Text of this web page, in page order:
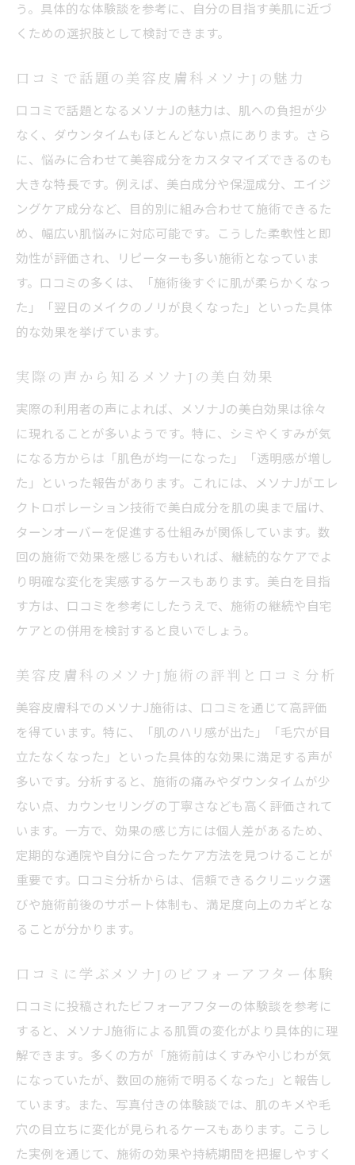
う。具体的な体験談を参考に、自分の目指す美肌に近づ
くための選択肢として検討できます。
口コミで話題の美容皮膚科メソナJの魅力
口コミで話題となるメソナJの魅力は、肌への負担が少
なく、ダウンタイムもほとんどない点にあります。さら
に、悩みに合わせて美容成分をカスタマイズできるのも
大きな特長です。例えば、美白成分や保湿成分、エイジ
ングケア成分など、目的別に組み合わせて施術できるた
め、幅広い肌悩みに対応可能です。こうした柔軟性と即
効性が評価され、リピーターも多い施術となっていま
す。口コミの多くは、「施術後すぐに肌が柔らかくなっ
た」「翌日のメイクのノリが良くなった」といった具体
的な効果を挙げています。
実際の声から知るメソナJの美白効果
実際の利用者の声によれば、メソナJの美白効果は徐々
に現れることが多いようです。特に、シミやくすみが気
になる方からは「肌色が均一になった」「透明感が増し
た」といった報告があります。これには、メソナJがエレ
クトロポレーション技術で美白成分を肌の奥まで届け、
ターンオーバーを促進する仕組みが関係しています。数
回の施術で効果を感じる方もいれば、継続的なケアでよ
り明確な変化を実感するケースもあります。美白を目指
す方は、口コミを参考にしたうえで、施術の継続や自宅
ケアとの併用を検討すると良いでしょう。
美容皮膚科のメソナJ施術の評判と口コミ分析
美容皮膚科でのメソナJ施術は、口コミを通じて高評価
を得ています。特に、「肌のハリ感が出た」「毛穴が目
立たなくなった」といった具体的な効果に満足する声が
多いです。分析すると、施術の痛みやダウンタイムが少
ない点、カウンセリングの丁寧さなども高く評価されて
います。一方で、効果の感じ方には個人差があるため、
定期的な通院や自分に合ったケア方法を見つけることが
重要です。口コミ分析からは、信頼できるクリニック選
びや施術前後のサポート体制も、満足度向上のカギとな
ることが分かります。
口コミに学ぶメソナJのビフォーアフター体験
口コミに投稿されたビフォーアフターの体験談を参考に
すると、メソナJ施術による肌質の変化がより具体的に理
解できます。多くの方が「施術前はくすみや小じわが気
になっていたが、数回の施術で明るくなった」と報告し
ています。また、写真付きの体験談では、肌のキメや毛
穴の目立ちに変化が見られるケースもあります。こうし
た実例を通じて、施術の効果や持続期間を把握しやすく